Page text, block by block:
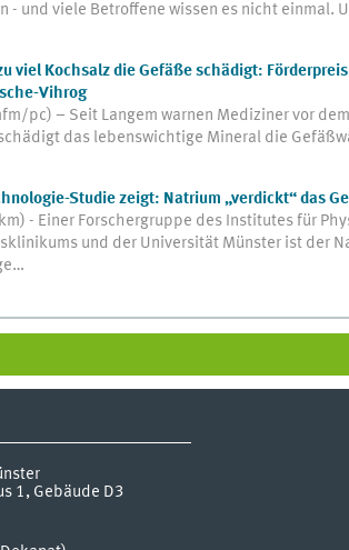
- und viele Betroffene wissen es nicht einmal.
viel Kochsalz die Gefäße schädigt:
Vihrog
pc) – Seit Langem warnen Mediziner vor
das lebenswichtige Mineral die
Studie zeigt: Natrium „verdickt“ das
- Einer Forschergruppe des Institutes für
und der Universität Münster ist der
1, Gebäude D3